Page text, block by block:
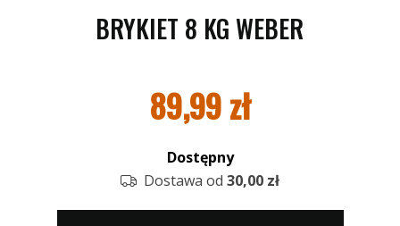
BRYKIET 8 KG WEBER
89,99zł
Dostępny
Dostawa od 30,00 zł